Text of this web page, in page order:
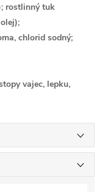
rostlinný tuk
chlorid sodný;
vajec, lepku,